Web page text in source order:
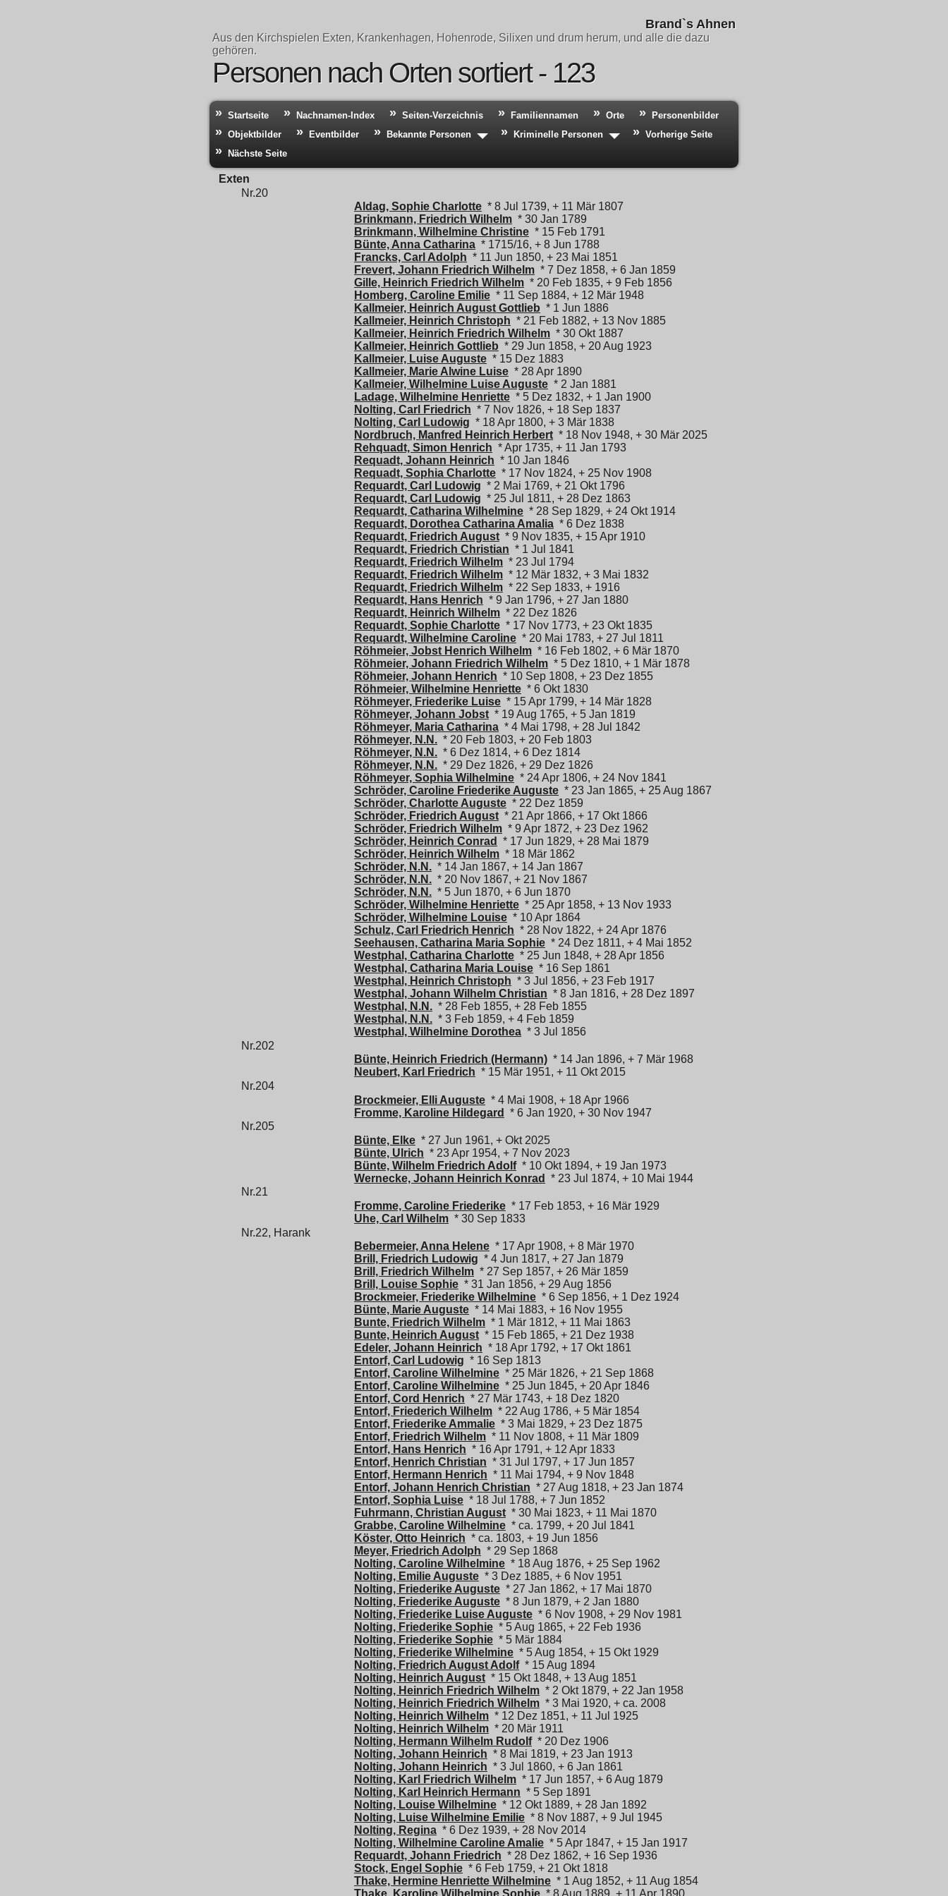
Brand`s Ahnen
Aus den Kirchspielen Exten, Krankenhagen, Hohenrode, Silixen und drum herum, und alle die dazu
gehören.
Personen nach Orten sortiert - 123
Startseite Nachnamen-Index Seiten-Verzeichnis Familiennamen Orte
Personenbilder
Objektbilder
Eventbilder Bekannte Personen Kriminelle Personen
Vorherige Seite
Nächste Seite
Exten
Nr.20
Aldag, Sophie Charlotte * 8 Jul 1739, + 11 Mär 1807
Brinkmann, Friedrich Wilhelm * 30 Jan 1789
Brinkmann, Wilhelmine Christine * 15 Feb 1791
Bünte, Anna Catharina * 1715/16, + 8 Jun 1788
Francks, Carl Adolph * 11 Jun 1850, + 23 Mai 1851
Frevert, Johann Friedrich Wilhelm * 7 Dez 1858, + 6 Jan 1859
Gille, Heinrich Friedrich Wilhelm * 20 Feb 1835, + 9 Feb 1856
Homberg, Caroline Emilie * 11 Sep 1884, + 12 Mär 1948
Kallmeier, Heinrich August Gottlieb * 1 Jun 1886
Kallmeier, Heinrich Christoph * 21 Feb 1882, + 13 Nov 1885
Kallmeier, Heinrich Friedrich Wilhelm * 30 Okt 1887
Kallmeier, Heinrich Gottlieb * 29 Jun 1858, + 20 Aug 1923
Kallmeier, Luise Auguste * 15 Dez 1883
Kallmeier, Marie Alwine Luise * 28 Apr 1890
Kallmeier, Wilhelmine Luise Auguste * 2 Jan 1881
Ladage, Wilhelmine Henriette * 5 Dez 1832, + 1 Jan 1900
Nolting, Carl Friedrich * 7 Nov 1826, + 18 Sep 1837
Nolting, Carl Ludowig * 18 Apr 1800, + 3 Mär 1838
Nordbruch, Manfred Heinrich Herbert * 18 Nov 1948, + 30 Mär 2025
Rehquadt, Simon Henrich * Apr 1735, + 11 Jan 1793
Requadt, Johann Heinrich * 10 Jan 1846
Requadt, Sophia Charlotte * 17 Nov 1824, + 25 Nov 1908
Requardt, Carl Ludowig * 2 Mai 1769, + 21 Okt 1796
Requardt, Carl Ludowig * 25 Jul 1811, + 28 Dez 1863
Requardt, Catharina Wilhelmine * 28 Sep 1829, + 24 Okt 1914
Requardt, Dorothea Catharina Amalia * 6 Dez 1838
Requardt, Friedrich August * 9 Nov 1835, + 15 Apr 1910
Requardt, Friedrich Christian * 1 Jul 1841
Requardt, Friedrich Wilhelm * 23 Jul 1794
Requardt, Friedrich Wilhelm * 12 Mär 1832, + 3 Mai 1832
Requardt, Friedrich Wilhelm * 22 Sep 1833, + 1916
Requardt, Hans Henrich * 9 Jan 1796, + 27 Jan 1880
Requardt, Heinrich Wilhelm * 22 Dez 1826
Requardt, Sophie Charlotte * 17 Nov 1773, + 23 Okt 1835
Requardt, Wilhelmine Caroline * 20 Mai 1783, + 27 Jul 1811
Röhmeier, Jobst Henrich Wilhelm * 16 Feb 1802, + 6 Mär 1870
Röhmeier, Johann Friedrich Wilhelm * 5 Dez 1810, + 1 Mär 1878
Röhmeier, Johann Henrich * 10 Sep 1808, + 23 Dez 1855
Röhmeier, Wilhelmine Henriette * 6 Okt 1830
Röhmeyer, Friederike Luise * 15 Apr 1799, + 14 Mär 1828
Röhmeyer, Johann Jobst * 19 Aug 1765, + 5 Jan 1819
Röhmeyer, Maria Catharina * 4 Mai 1798, + 28 Jul 1842
Röhmeyer, N.N. * 20 Feb 1803, + 20 Feb 1803
Röhmeyer, N.N. * 6 Dez 1814, + 6 Dez 1814
Röhmeyer, N.N. * 29 Dez 1826, + 29 Dez 1826
Röhmeyer, Sophia Wilhelmine * 24 Apr 1806, + 24 Nov 1841
Schröder, Caroline Friederike Auguste * 23 Jan 1865, + 25 Aug 1867
Schröder, Charlotte Auguste * 22 Dez 1859
Schröder, Friedrich August * 21 Apr 1866, + 17 Okt 1866
Schröder, Friedrich Wilhelm * 9 Apr 1872, + 23 Dez 1962
Schröder, Heinrich Conrad
* 17 Jun 1829, + 28 Mai 1879
Schröder, Heinrich Wilhelm * 18 Mär 1862
Schröder, N.N. * 14 Jan 1867, + 14 Jan 1867
Schröder, N.N. * 20 Nov 1867, + 21 Nov 1867
Schröder, N.N. * 5 Jun 1870, + 6 Jun 1870
Schröder, Wilhelmine Henriette * 25 Apr 1858, + 13 Nov 1933
Schröder, Wilhelmine Louise * 10 Apr 1864
Schulz, Carl Friedrich Henrich * 28 Nov 1822, + 24 Apr 1876
Seehausen, Catharina Maria Sophie * 24 Dez 1811, + 4 Mai 1852
Westphal, Catharina Charlotte * 25 Jun 1848, + 28 Apr 1856
Westphal, Catharina Maria Louise * 16 Sep 1861
Westphal, Heinrich Christoph * 3 Jul 1856, + 23 Feb 1917
Westphal, Johann Wilhelm Christian * 8 Jan 1816, + 28 Dez 1897
Westphal, N.N. * 28 Feb 1855, + 28 Feb 1855
Westphal, N.N. * 3 Feb 1859, + 4 Feb 1859
Westphal, Wilhelmine Dorothea * 3 Jul 1856
Nr.202
Bünte, Heinrich Friedrich (Hermann) * 14 Jan 1896, + 7 Mär 1968
Neubert, Karl Friedrich * 15 Mär 1951, + 11 Okt 2015
Nr.204
Brockmeier, Elli Auguste * 4 Mai 1908, + 18 Apr 1966
Fromme, Karoline Hildegard
* 6 Jan 1920, + 30 Nov 1947
Nr.205
Bünte, Elke * 27 Jun 1961, + Okt 2025
Bünte, Ulrich * 23 Apr 1954, + 7 Nov 2023
Bünte, Wilhelm Friedrich Adolf* 10 Okt 1894, + 19 Jan 1973
Wernecke, Johann Heinrich Konrad
* 23 Jul 1874, + 10 Mai 1944
Nr.21
Fromme, Caroline Friederike * 17 Feb 1853, + 16 Mär 1929
Uhe, Carl Wilhelm * 30 Sep 1833
Nr.22, Harank
Bebermeier, Anna Helene * 17 Apr 1908, + 8 Mär 1970
Brill, Friedrich Ludowig * 4 Jun 1817, + 27 Jan 1879
Brill, Friedrich Wilhelm * 27 Sep 1857, + 26 Mär 1859
Brill, Louise Sophie * 31 Jan 1856, + 29 Aug 1856
Brockmeier, Friederike Wilhelmine * 6 Sep 1856, + 1 Dez 1924
Bünte, Marie Auguste * 14 Mai 1883, + 16 Nov 1955
Bunte, Friedrich Wilhelm * 1 Mär 1812, + 11 Mai 1863
Bunte, Heinrich August * 15 Feb 1865, + 21 Dez 1938
Edeler, Johann Heinrich * 18 Apr 1792, + 17 Okt 1861
Entorf, Carl Ludowig * 16 Sep 1813
Entorf, Caroline Wilhelmine * 25 Mär 1826, + 21 Sep 1868
Entorf, Caroline Wilhelmine * 25 Jun 1845, + 20 Apr 1846
Entorf, Cord Henrich * 27 Mär 1743, + 18 Dez 1820
Entorf, Friederich Wilhelm * 22 Aug 1786, + 5 Mär 1854
Entorf, Friederike Ammalie * 3 Mai 1829, + 23 Dez 1875
Entorf, Friedrich Wilhelm * 11 Nov 1808, + 11 Mär 1809
Entorf, Hans Henrich * 16 Apr 1791, + 12 Apr 1833
Entorf, Henrich Christian * 31 Jul 1797, + 17 Jun 1857
Entorf, Hermann Henrich * 11 Mai 1794, + 9 Nov 1848
Entorf, Johann Henrich Christian * 27 Aug 1818, + 23 Jan 1874
Entorf, Sophia Luise * 18 Jul 1788, + 7 Jun 1852
Fuhrmann, Christian August * 30 Mai 1823, + 11 Mai 1870
Grabbe, Caroline Wilhelmine * ca. 1799, + 20 Jul 1841
Köster, Otto Heinrich * ca. 1803, + 19 Jun 1856
Meyer, Friedrich Adolph * 29 Sep 1868
Nolting, Caroline Wilhelmine * 18 Aug 1876, + 25 Sep 1962
Nolting, Emilie Auguste * 3 Dez 1885, + 6 Nov 1951
Nolting, Friederike Auguste * 27 Jan 1862, + 17 Mai 1870
Nolting, Friederike Auguste * 8 Jun 1879, + 2 Jan 1880
Nolting, Friederike Luise Auguste * 6 Nov 1908, + 29 Nov 1981
Nolting, Friederike Sophie * 5 Aug 1865, + 22 Feb 1936
Nolting, Friederike Sophie * 5 Mär 1884
Nolting, Friederike Wilhelmine * 5 Aug 1854, + 15 Okt 1929
Nolting, Friedrich August Adolf* 15 Aug 1894
Nolting, Heinrich August * 15 Okt 1848, + 13 Aug 1851
Nolting, Heinrich Friedrich Wilhelm * 2 Okt 1879, + 22 Jan 1958
Nolting, Heinrich Friedrich Wilhelm * 3 Mai 1920, + ca. 2008
Nolting, Heinrich Wilhelm * 12 Dez 1851, + 11 Jul 1925
Nolting, Heinrich Wilhelm * 20 Mär 1911
Nolting, Hermann Wilhelm Rudolf* 20 Dez 1906
Nolting, Johann Heinrich * 8 Mai 1819, + 23 Jan 1913
Nolting, Johann Heinrich * 3 Jul 1860, + 6 Jan 1861
Nolting, Karl Friedrich Wilhelm * 17 Jun 1857, + 6 Aug 1879
Nolting, Karl Heinrich Hermann * 5 Sep 1891
Nolting, Louise Wilhelmine * 12 Okt 1889, + 28 Jan 1892
Nolting, Luise Wilhelmine Emilie * 8 Nov 1887, + 9 Jul 1945
Nolting, Regina * 6 Dez 1939, + 28 Nov 2014
Nolting, Wilhelmine Caroline Amalie * 5 Apr 1847, + 15 Jan 1917
Requardt, Johann Friedrich * 28 Dez 1862, + 16 Sep 1936
Stock, Engel Sophie * 6 Feb 1759, + 21 Okt 1818
Thake, Hermine Henriette Wilhelmine * 1 Aug 1852, + 11 Aug 1854